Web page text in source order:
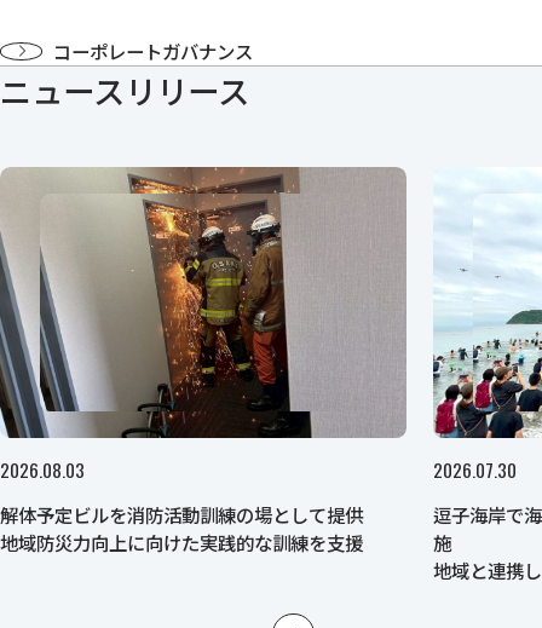
コーポレートガバナンス
ニュースリリース
2026.08.03
解体予定ビルを消防活動訓練の場として提供
地域防災力向上に向けた実践的な訓練を支援
2026.07.30
逗子海岸で
施
地域と連携